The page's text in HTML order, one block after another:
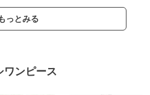
っとみる
ワンピース